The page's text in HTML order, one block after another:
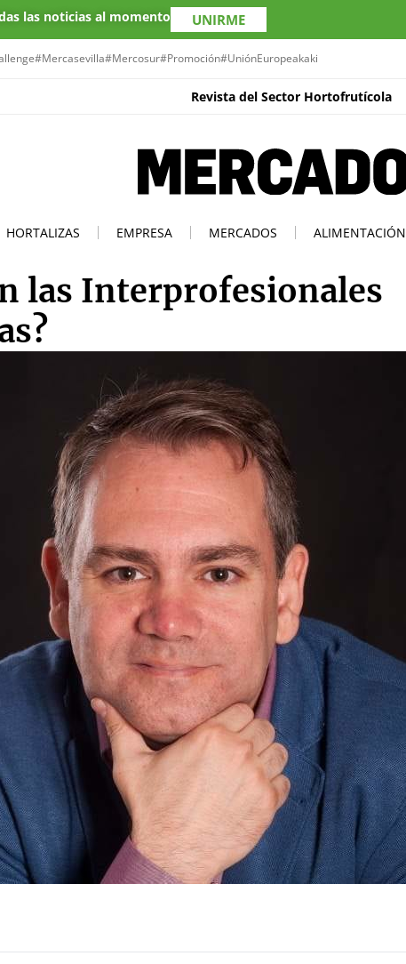
las noticias al momento UNIRME
#Mercasevilla#Mercosur#Promoción#UniónEuropeakaki
Revista del Sector Hortofrutícola
HORTALIZAS EMPRESA MERCADOS ALIMENTACIÓN
las Interprofesionales